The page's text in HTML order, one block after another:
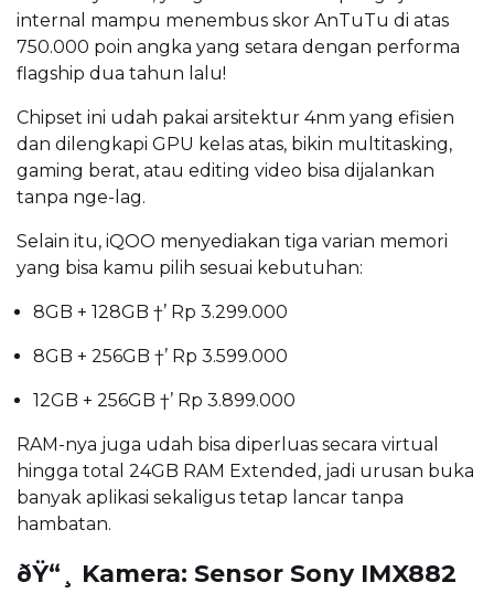
internal mampu menembus skor AnTuTu di atas
750.000 poin angka yang setara dengan performa
flagship dua tahun lalu!
Chipset ini udah pakai arsitektur 4nm yang efisien
dan dilengkapi GPU kelas atas, bikin multitasking,
gaming berat, atau editing video bisa dijalankan
tanpa nge-lag.
Selain itu, iQOO menyediakan tiga varian memori
yang bisa kamu pilih sesuai kebutuhan:
8GB + 128GB †’ Rp 3.299.000
8GB + 256GB †’ Rp 3.599.000
12GB + 256GB †’ Rp 3.899.000
RAM-nya juga udah bisa diperluas secara virtual
hingga total 24GB RAM Extended, jadi urusan buka
banyak aplikasi sekaligus tetap lancar tanpa
hambatan.
ðŸ“¸ Kamera: Sensor Sony IMX882